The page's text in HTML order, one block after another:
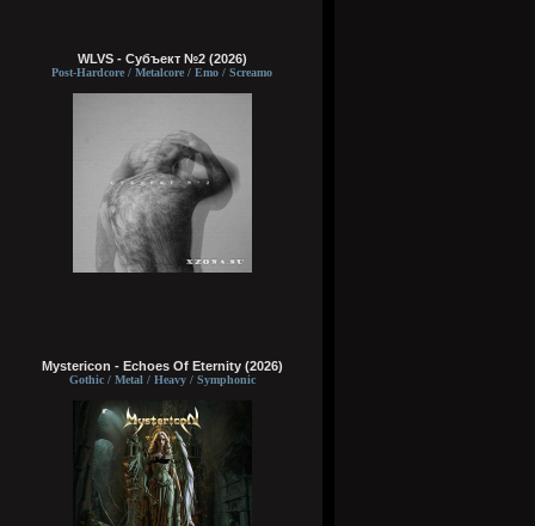
WLVS - Субъект №2 (2026)
Post-Hardcore / Metalcore / Emo / Screamo
Mystericon - Echoes Of Eternity (2026)
Gothic / Metal / Heavy / Symphonic